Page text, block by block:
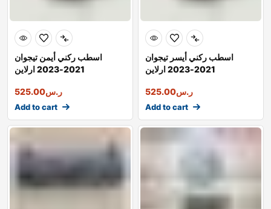
اسطب ركني أيمن تيجوان
2021-2023 ارلاين
ر.س525.00
Add to cart
اسطب ركني أيسر تيجوان
2021-2023 ارلاين
ر.س525.00
Add to cart